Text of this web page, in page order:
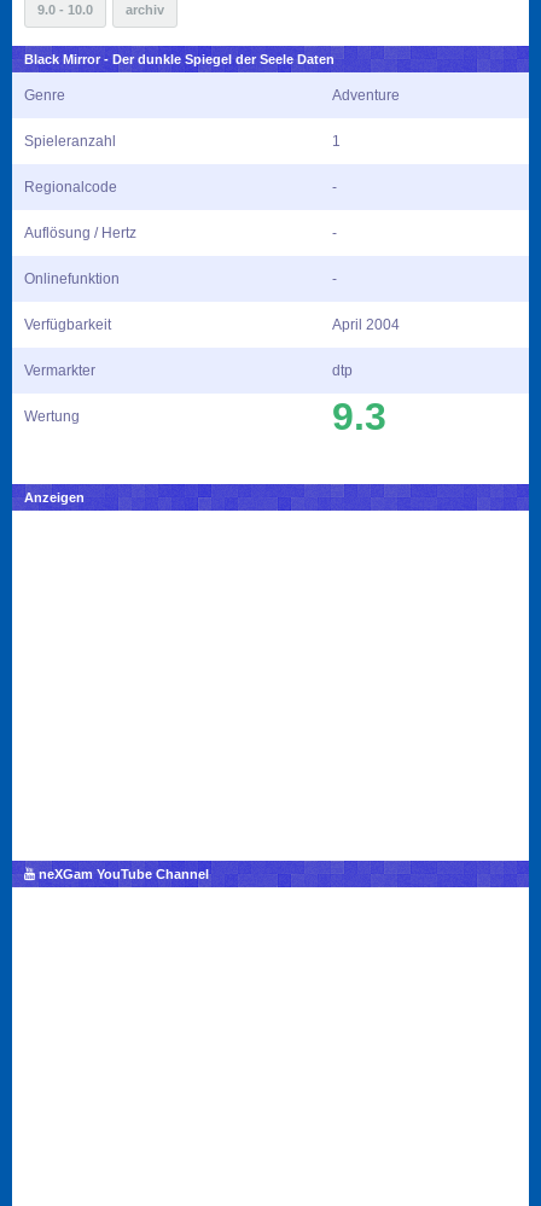
9.0 - 10.0 archiv
Black Mirror - Der dunkle Spiegel der Seele Daten
Genre Adventure
Spieleranzahl 1
Regionalcode -
Auflösung / Hertz -
Onlinefunktion -
Verfügbarkeit April 2004
Vermarkter dtp
Wertung 9.3
Anzeigen
neXGam YouTube Channel